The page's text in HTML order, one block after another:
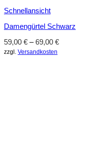
Schnellansicht
Damengürtel Schwarz
59,00 € –69,00 €
zzgl. Versandkosten